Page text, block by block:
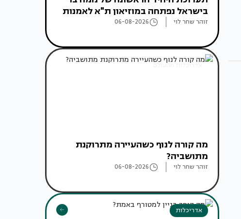
בישראל נפתחה במוזיאון ת"א לאמנות
זוהר שחר לוי 06-08-2026
אדריכלות מהעולם
מה קורה לנוף כשהעיירה מתרוקנת
מתושביה?
זוהר שחר לוי 06-08-2026
אדריכלות